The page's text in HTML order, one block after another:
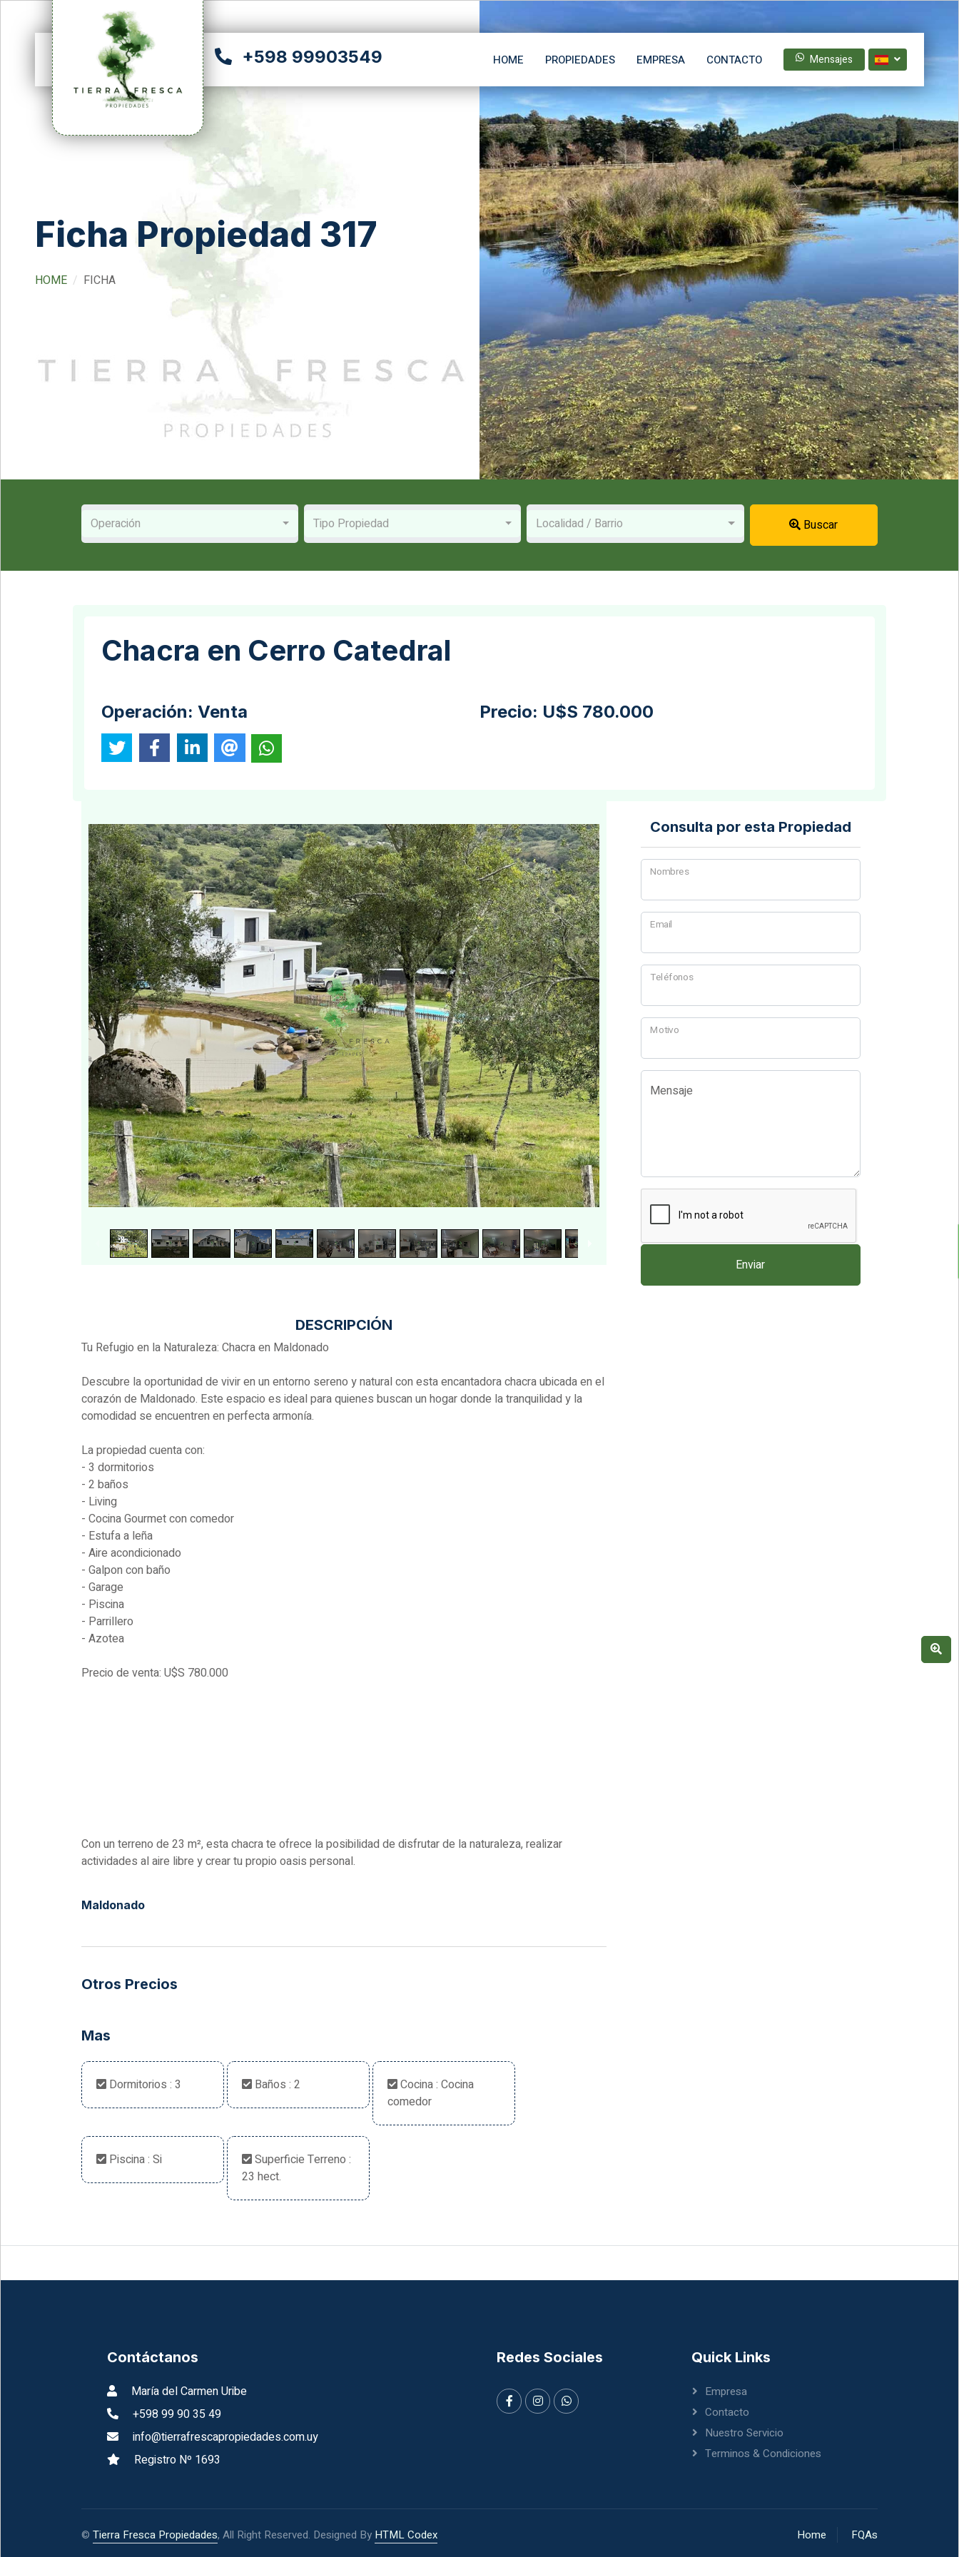
+598 99903549 HOME PROPIEDADES EMPRESA CONTACTO Mensajes
Ficha Propiedad 317
HOME FICHA
Operación Tipo Propiedad Localidad / Barrio Buscar
Chacra en Cerro Catedral
Operación: Venta Precio: U$S 780.000
DESCRIPCIÓN
Tu Refugio en la Naturaleza: Chacra en Maldonado
Descubre la oportunidad de vivir en un entorno sereno y natural con esta encantadora chacra ubicada en el
corazón de Maldonado. Este espacio es ideal para quienes buscan un hogar donde la tranquilidad y la
comodidad se encuentren en perfecta armonía.
La propiedad cuenta con:
- 3 dormitorios
- 2 baños
- Living
- Cocina Gourmet con comedor
- Estufa a leña
- Aire acondicionado
- Galpon con baño
- Garage
- Piscina
- Parrillero
- Azotea
Precio de venta: U$S 780.000
Con un terreno de 23 m², esta chacra te ofrece la posibilidad de disfrutar de la naturaleza, realizar
actividades al aire libre y crear tu propio oasis personal.
Maldonado
Otros Precios
Mas
Dormitorios : 3 Baños : 2
Cocina : Cocina
comedor
Piscina : Si
Superficie Terreno :
23 hect.
Consulta por esta Propiedad
Nombres
Email
Teléfonos
Motivo
Mensaje
Enviar
Contáctanos
María del Carmen Uribe
+598 99 90 35 49
info@tierrafrescapropiedades.com.uy
Registro Nº 1693
Redes Sociales Quick Links
Empresa
Contacto
Nuestro Servicio
Terminos & Condiciones
© Tierra Fresca Propiedades, All Right Reserved. Designed By HTML Codex Home FQAs